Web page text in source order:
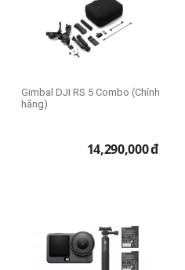
Gimbal DJI RS 5 Combo (Chính
hãng)
14,290,000đ